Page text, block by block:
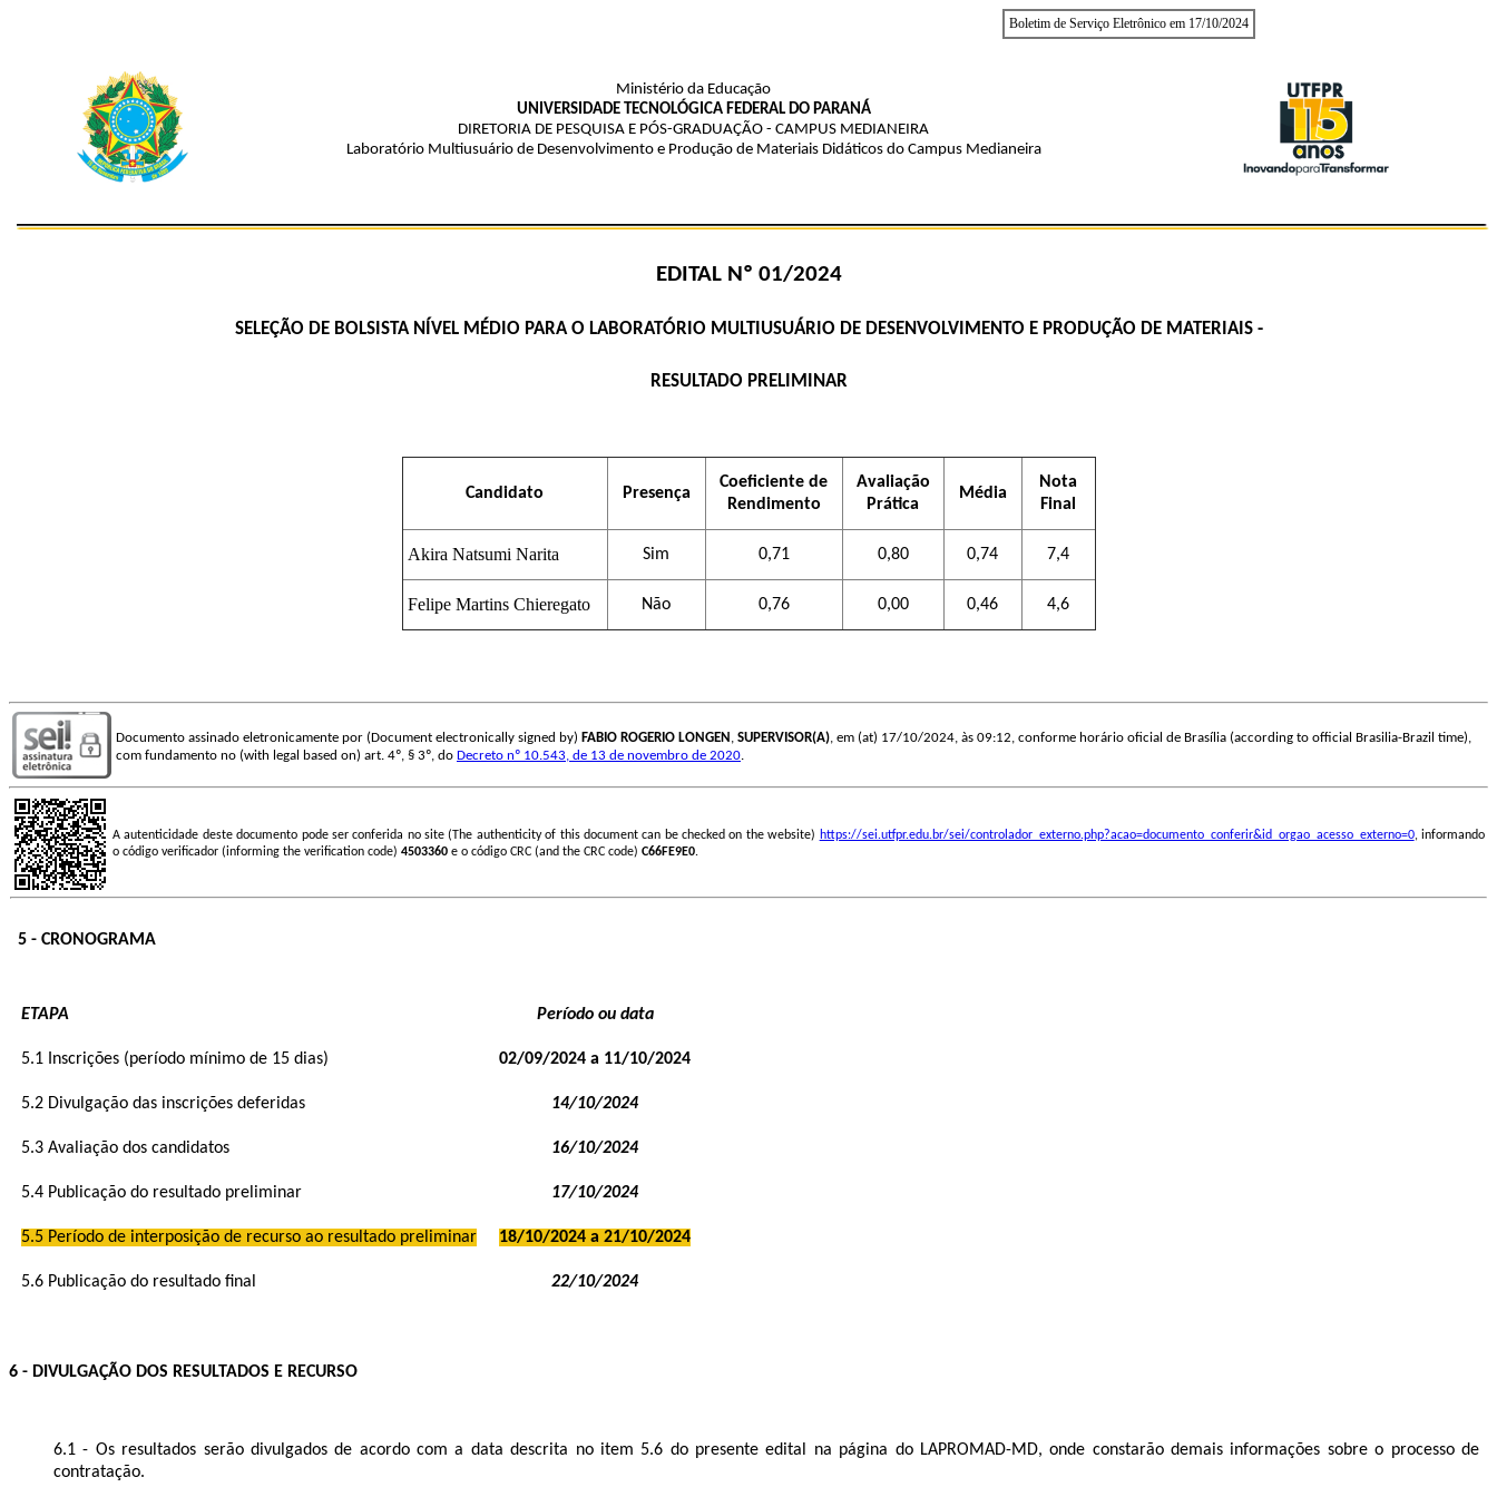
Boletim de Serviço Eletrônico em 17/10/2024
Ministério da Educação
UNIVERSIDADE TECNOLÓGICA FEDERAL DO PARANÁ
DIRETORIA DE PESQUISA E PÓS-GRADUAÇÃO - CAMPUS MEDIANEIRA
Laboratório Multiusuário de Desenvolvimento e Produção de Materiais Didáticos do Campus Medianeira
EDITAL Nº 01/2024
SELEÇÃO DE BOLSISTA NÍVEL MÉDIO PARA O LABORATÓRIO MULTIUSUÁRIO DE DESENVOLVIMENTO E PRODUÇÃO DE MATERIAIS -
RESULTADO PRELIMINAR
Candidato Presença
Coeficiente de
Rendimento
Avaliação
Prática
Média
Nota
Final
Akira Natsumi Narita Sim 0,71 0,80 0,74 7,4
Felipe Martins Chieregato Não 0,76 0,00 0,46 4,6
Documento assinado eletronicamente por (Document electronically signed by) FABIO ROGERIO LONGEN , SUPERVISOR(A), em (at) 17/10/2024, às 09:12, conforme horário oficial de Brasília (according to official Brasilia-Brazil time),
com fundamento no (with legal based on) art. 4º, § 3º, do Decreto nº 10.543, de 13 de novembro de 2020.
A autenticidade deste documento pode ser conferida no site (The authenticity of this document can be checked on the website) https://sei.utfpr.edu.br/sei/controlador_externo.php?acao=documento_conferir&id_orgao_acesso_externo=0, informando
o código verificador (informing the verification code) 4503360 e o código CRC (and the CRC code) C66FE9E0.
5 - CRONOGRAMA
ETAPA Período ou data
5.1 Inscrições (período mínimo de 15 dias) 02/09/2024 a 11/10/2024
5.2 Divulgação das inscrições deferidas 14/10/2024
5.3 Avaliação dos candidatos 16/10/2024
5.4 Publicação do resultado preliminar 17/10/2024
5.5 Período de interposição de recurso ao resultado preliminar 18/10/2024 a 21/10/2024
5.6 Publicação do resultado final 22/10/2024
6 - DIVULGAÇÃO DOS RESULTADOS E RECURSO
6.1 - Os resultados serão divulgados de acordo com a data descrita no item 5.6 do presente edital na página do LAPROMAD-MD, onde constarão demais informações sobre o processo de
contratação.